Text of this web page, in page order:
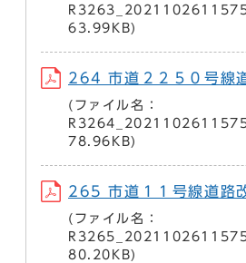
63.99KB)
264 市道２２５０号線
(ファイル名：
78.96KB)
265 市道１１号線道路
(ファイル名：
80.20KB)